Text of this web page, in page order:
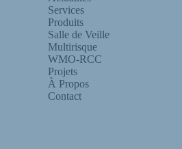
Services
Produits
Salle de Veille
Multirisque
WMO-RCC
Projets
À Propos
Contact